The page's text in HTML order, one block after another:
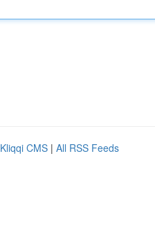
Kliqqi CMS | All RSS Feeds